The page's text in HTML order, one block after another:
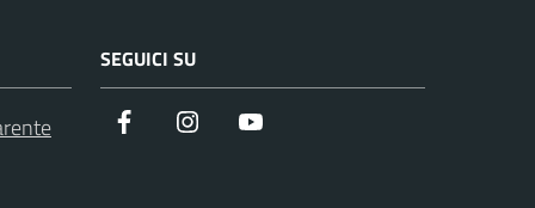
SEGUICI SU
Facebook instagram